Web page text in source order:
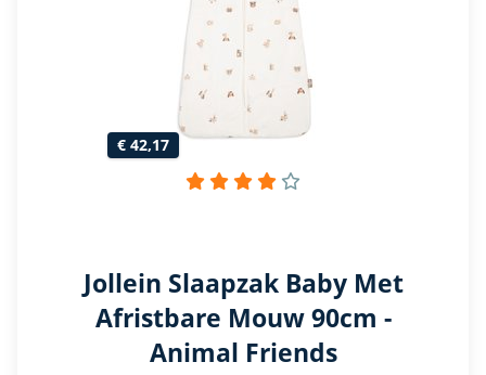
€ 42,17
Jollein Slaapzak Baby Met
Afristbare Mouw 90cm -
Animal Friends